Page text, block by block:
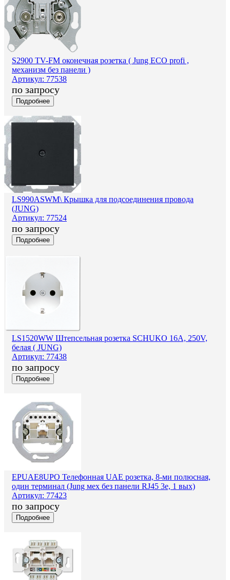
S2900 TV-FM оконечная розетка ( Jung ECO profi ,
механизм без панели )
Артикул: 77538
по запросу
Подробнее
LS990ASWM\ Крышка для подсоединения провода
(JUNG)
Артикул: 77524
по запросу
Подробнее
LS1520WW Штепсельная розетка SCHUKO 16A, 250V,
белая ( JUNG)
Артикул: 77438
по запросу
Подробнее
EPUAE8UPO Телефонная UAE розетка, 8-ми полюсная,
один терминал (Jung мех без панели RJ45 3e, 1 вых)
Артикул: 77423
по запросу
Подробнее